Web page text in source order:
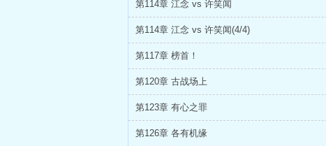
第114章 江念 vs 许笑闻
第114章 江念 vs 许笑闻(4/4)
第117章 榜首！
第120章 古战场上
第123章 有心之罪
第126章 各有机缘